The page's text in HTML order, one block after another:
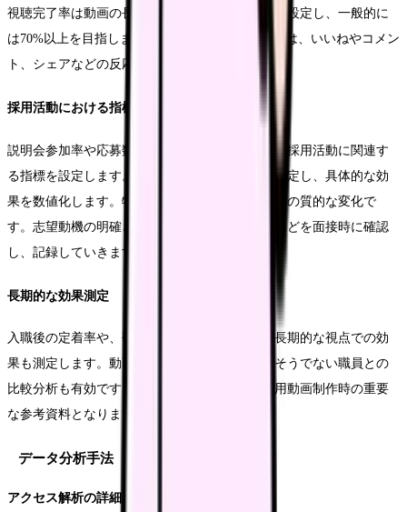
視聴完了率は動画の長さによって適切な目標値を設定し、一般的に
は70%以上を目指します。エンゲージメント率では、いいねやコメン
ト、シェアなどの反応数を総合的に評価します。
採用活動における指標
説明会参加率や応募数、内定承諾率など、実際の採用活動に関連す
る指標を設定します。動画公開前後での変化を測定し、具体的な効
果を数値化します。特に重要なのは、採用母集団の質的な変化で
す。志望動機の明確さや、院の理念への共感度などを面接時に確認
し、記録していきます。
長期的な効果測定
入職後の定着率や、研修期間中の成長度など、長期的な視点での効
果も測定します。動画を見て入職した職員と、そうでない職員との
比較分析も有効です。このデータは、次回の採用動画制作時の重要
な参考資料となります。
データ分析手法
アクセス解析の詳細